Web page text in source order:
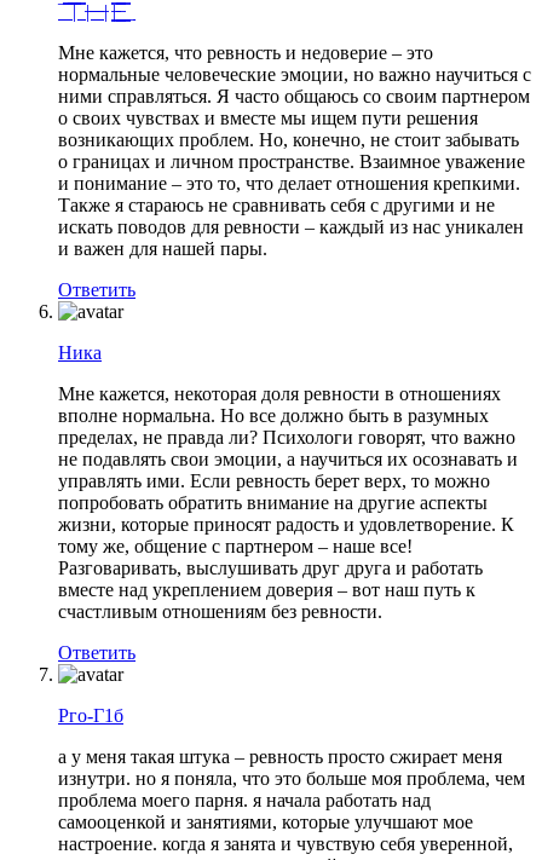
¯̿ ̿|̿ ̿ |̶ ̶ ̶ ̶| |̶͇̿ ̶͇̿ ͇̿_
Мне кажется, что ревность и недоверие – это
нормальные человеческие эмоции, но важно научиться с
ними справляться. Я часто общаюсь со своим партнером
о своих чувствах и вместе мы ищем пути решения
возникающих проблем. Но, конечно, не стоит забывать
о границах и личном пространстве. Взаимное уважение
и понимание – это то, что делает отношения крепкими.
Также я стараюсь не сравнивать себя с другими и не
искать поводов для ревности – каждый из нас уникален
и важен для нашей пары.
Ответить
Ника
Мне кажется, некоторая доля ревности в отношениях
вполне нормальна. Но все должно быть в разумных
пределах, не правда ли? Психологи говорят, что важно
не подавлять свои эмоции, а научиться их осознавать и
управлять ими. Если ревность берет верх, то можно
попробовать обратить внимание на другие аспекты
жизни, которые приносят радость и удовлетворение. К
тому же, общение с партнером – наше все!
Разговаривать, выслушивать друг друга и работать
вместе над укреплением доверия – вот наш путь к
счастливым отношениям без ревности.
Ответить
Рго-Г1б
а у меня такая штука – ревность просто сжирает меня
изнутри. но я поняла, что это больше моя проблема, чем
проблема моего парня. я начала работать над
самооценкой и занятиями, которые улучшают мое
настроение. когда я занята и чувствую себя уверенной,